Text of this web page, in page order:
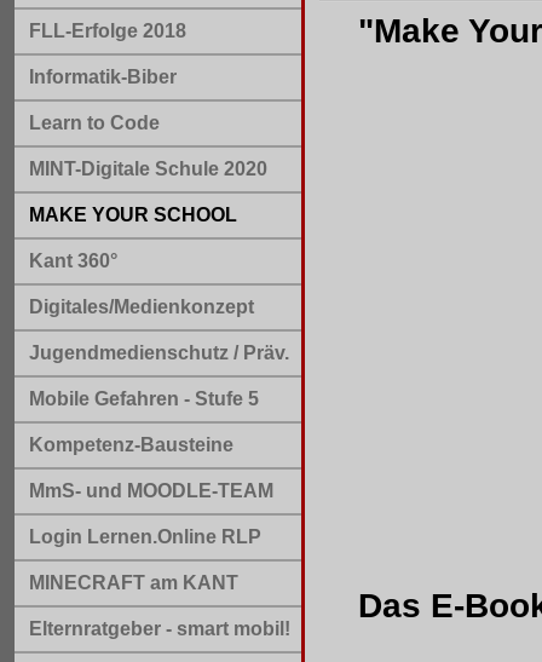
FLL-Erfolge 2018
Informatik-Biber
Learn to Code
MINT-Digitale Schule 2020
MAKE YOUR SCHOOL
Kant 360°
Digitales/Medienkonzept
Jugendmedienschutz / Präv.
Mobile Gefahren - Stufe 5
Kompetenz-Bausteine
MmS- und MOODLE-TEAM
Login Lernen.Online RLP
MINECRAFT am KANT
Elternratgeber - smart mobil!
"Make
Das E-